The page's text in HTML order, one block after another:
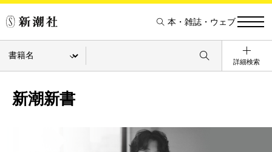
本・雑誌・ウェブ
詳細検索
新潮新書